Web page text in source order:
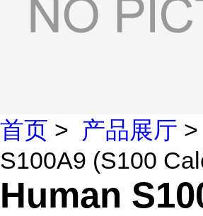
首页 > 产品展厅
S100A9 (S100
Human